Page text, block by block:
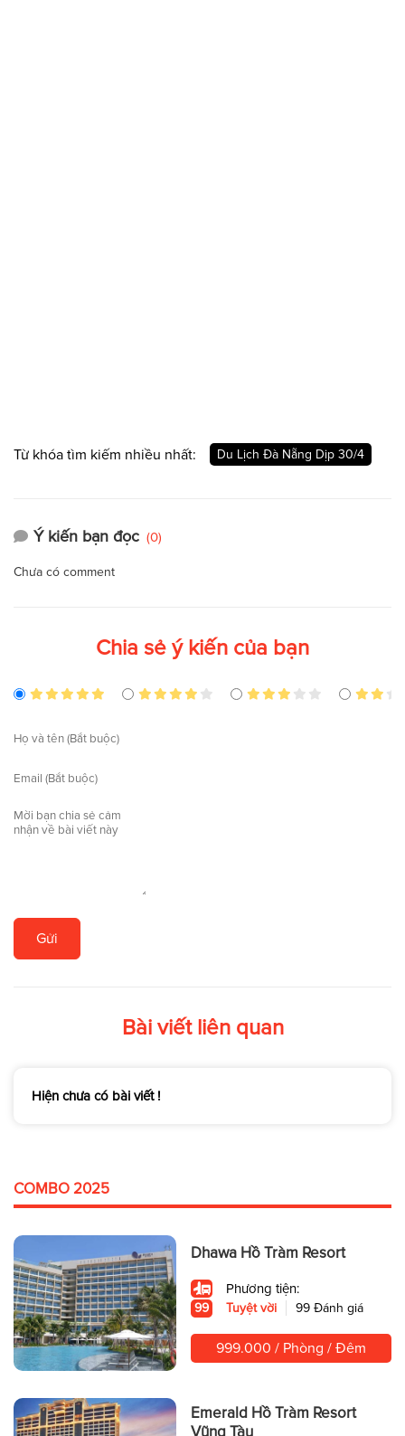
Từ khóa tìm kiếm nhiều nhất: Du Lịch Đà Nẵng Dịp 30/4
Ý kiến bạn đọc (0)
Chưa có comment
Chia sẻ ý kiến của bạn
Gửi
Bài viết liên quan
Hiện chưa có bài viết !
COMBO 2025
Dhawa Hồ Tràm Resort
Phương tiện:
99 Tuyệt vời 99 Đánh giá
999.000 / Phòng / Đêm
Emerald Hồ Tràm Resort
Vũng Tàu